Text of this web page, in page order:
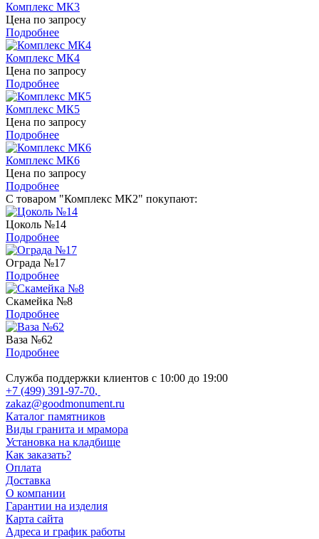
Комплекс МК3
Цена по запросу
Подробнее
Комплекс МК4
Цена по запросу
Подробнее
Комплекс МК5
Цена по запросу
Подробнее
Комплекс МК6
Цена по запросу
Подробнее
С товаром "Комплекс МК2" покупают:
Цоколь №14
Подробнее
Ограда №17
Подробнее
Скамейка №8
Подробнее
Ваза №62
Подробнее
Служба поддержки клиентов с 10:00 до 19:00
+7 (499) 391-97-70,
zakaz@goodmonument.ru
Каталог памятников
Виды гранита и мрамора
Установка на кладбище
Как заказать?
Оплата
Доставка
О компании
Гарантии на изделия
Карта сайта
Адреса и график работы